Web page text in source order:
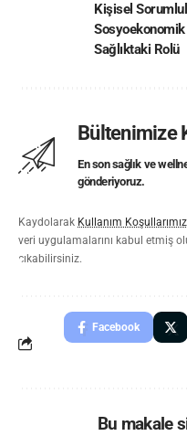
Kişisel
Sağlıktaki Rolü
Bültenimize
En son sağlık ve
gönderiyoruz.
Kaydolarak Kullanım
veri uygulamalarını kabul etmiş
çıkabilirsiniz.
Facebook
Bu makale